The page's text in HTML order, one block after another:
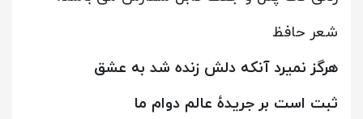
شعر حافظ
هرگز نمیرد آنکه دلش زنده شد به عشق
ثبت است بر جریدهٔ عالم دوام ما